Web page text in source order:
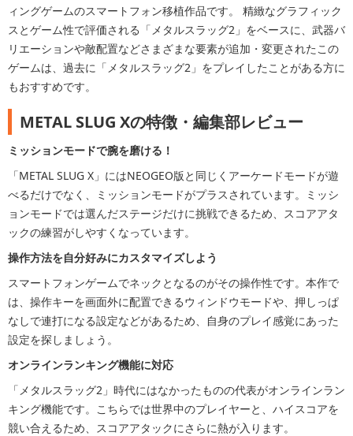
ィングゲームのスマートフォン移植作品です。 精緻なグラフィック
スとゲーム性で評価される「メタルスラッグ2」をベースに、武器バ
リエーションや敵配置などさまざまな要素が追加・変更されたこの
ゲームは、過去に「メタルスラッグ2」をプレイしたことがある方に
もおすすめです。
METAL SLUG Xの特徴・編集部レビュー
ミッションモードで腕を磨ける！
「METAL SLUG X」にはNEOGEO版と同じくアーケードモードが遊
べるだけでなく、ミッションモードがプラスされています。ミッシ
ョンモードでは選んだステージだけに挑戦できるため、スコアアタ
ックの練習がしやすくなっています。
操作方法を自分好みにカスタマイズしよう
スマートフォンゲームでネックとなるのがその操作性です。本作で
は、操作キーを画面外に配置できるウィンドウモードや、押しっぱ
なしで連打になる設定などがあるため、自身のプレイ感覚にあった
設定を探しましょう。
オンラインランキング機能に対応
「メタルスラッグ2」時代にはなかったものの代表がオンラインラン
キング機能です。こちらでは世界中のプレイヤーと、ハイスコアを
競い合えるため、スコアアタックにさらに熱が入ります。